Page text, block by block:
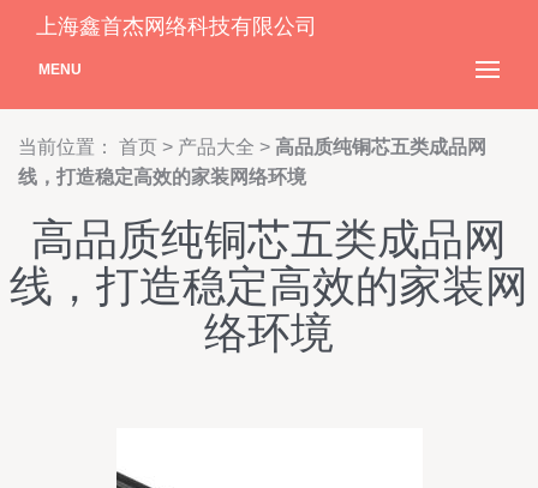
上海鑫首杰网络科技有限公司
MENU
当前位置： 首页 > 产品大全 > 高品质纯铜芯五类成品网
线，打造稳定高效的家装网络环境
高品质纯铜芯五类成品网
线，打造稳定高效的家装网
络环境